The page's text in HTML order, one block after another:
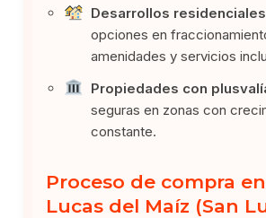
Desarrollos
opciones en
amenidades y servicios
Propiedades con
seguras en zonas con
constante.
Proceso de compra
Lucas del Maíz (San